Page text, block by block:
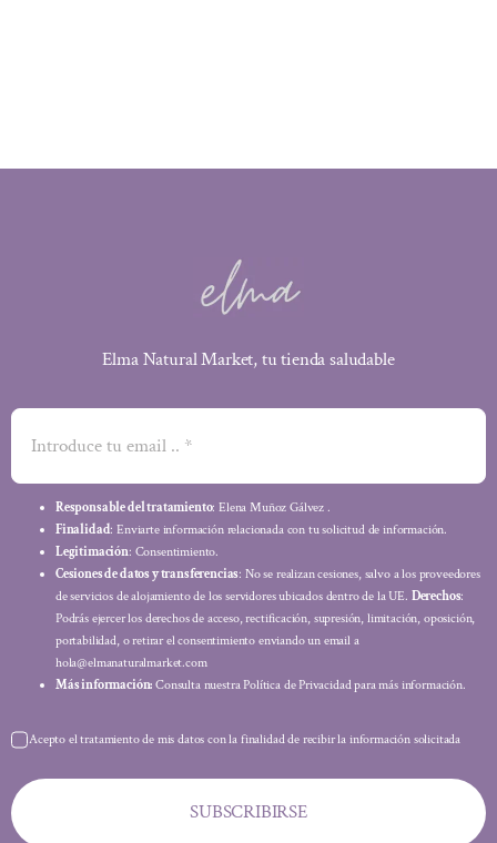
Elma Natural Market, tu tienda saludable
Responsable del tratamiento: Elena Muñoz Gálvez .
Finalidad: Enviarte información relacionada con tu solicitud de información.
Legitimación: Consentimiento.
Cesiones de datos y transferencias: No se realizan cesiones, salvo a los proveedores
de servicios de alojamiento de los servidores ubicados dentro de la UE. Derechos:
Podrás ejercer los derechos de acceso, rectificación, supresión, limitación, oposición,
portabilidad, o retirar el consentimiento enviando un email a
hola@elmanaturalmarket.com
Más información: Consulta nuestra Política de Privacidad para más información.
Acepto el tratamiento de mis datos con la finalidad de recibir la información solicitada
SUBSCRIBIRSE